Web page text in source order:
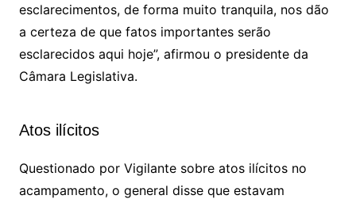
esclarecimentos, de forma muito tranquila, nos dão
a certeza de que fatos importantes serão
esclarecidos aqui hoje”, afirmou o presidente da
Câmara Legislativa.
Atos ilícitos
Questionado por Vigilante sobre atos ilícitos no
acampamento, o general disse que estavam